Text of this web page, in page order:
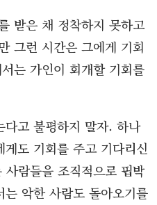
받은 채 정착하지 못하고
그런 시간은 그에게 기회
는 가인이 회개할 기회를
다고 불평하지 말자. 하나
도 기회를 주고 기다리신
람들을 조직적으로 핍박
악한 사람도 돌아오기를